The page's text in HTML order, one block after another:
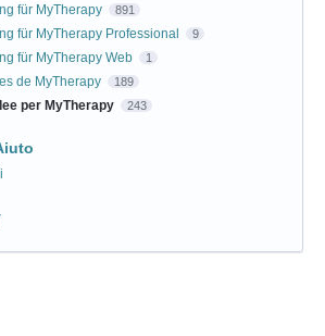
für MyTherapy 891
für MyTherapy Professional 9
für MyTherapy Web 1
de MyTherapy 189
per MyTherapy 243